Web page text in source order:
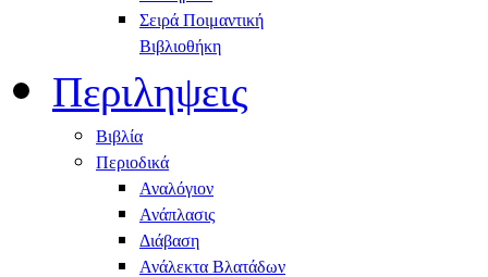
Σειρά Ποιμαντική
Βιβλιοθήκη
Περιληψεις
Βιβλία
Περιοδικά
Αναλόγιον
Ανάπλασις
Διάβαση
Ανάλεκτα Βλατάδων